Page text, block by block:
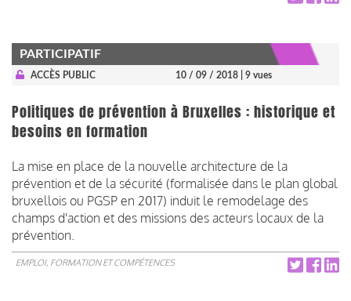
PARTICIPATIF
ACCÈS PUBLIC 10 / 09 / 2018 | 9 vues
Politiques de prévention à Bruxelles : historique et
besoins en formation
La mise en place de la nouvelle architecture de la
prévention et de la sécurité (formalisée dans le plan global
bruxellois ou PGSP en 2017) induit le remodelage des
champs d'action et des missions des acteurs locaux de la
prévention.
EMPLOI, FORMATION ET COMPÉTENCES